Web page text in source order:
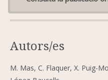
Autors/es
M. Mas, C. Flaquer, X. Puig-